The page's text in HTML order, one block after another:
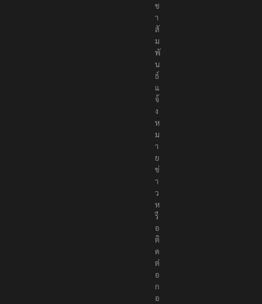
ช
า
สั
ม
พั
น
ธ์
แ
จ้
ง
ห
ม
า
ย
ข่
า
ว
ห
รื
อ
ติ
ด
ต่
อ
ก
อ